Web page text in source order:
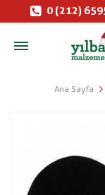
0 (212)
Ana Sayfa